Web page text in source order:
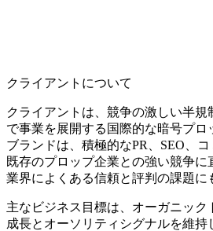
クライアントについて
クライアントは、競争の激しい半規
で事業を展開する国際的な暗号プ
ブランドは、積極的なPR、SEO、
既存のプロップ企業との強い競争に
業界によくある信頼と評判の課題に
主なビジネス目標は、オーガニック
成長とオーソリティシグナルを維持